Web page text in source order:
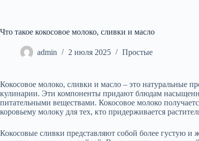
Что такое кокосовое молоко, сливки и масло
admin 2 июля 2025 Простые
Кокосовое молоко, сливки и масло – это натуральные
кулинарии. Эти компоненты придают блюдам
питательными веществами. Кокосовое молоко
коровьему молоку для тех, кто придерживается
Кокосовые сливки представляют собой более густую